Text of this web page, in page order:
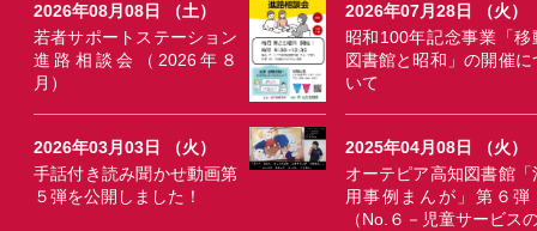
2026年08月08日 （土）
若者サポートステーション
進路相談会（2026年８
月）
2026年07月28日 （火）
昭和100年記念事業「移
図書館と昭和」の開催に
いて
2026年03月03日 （火）
手話付き読み聞かせ動画第
５弾を公開しました！
2025年04月08日 （火）
オーテピア高知図書館「
用事例まんが」第６弾
（No.６－児童サービス